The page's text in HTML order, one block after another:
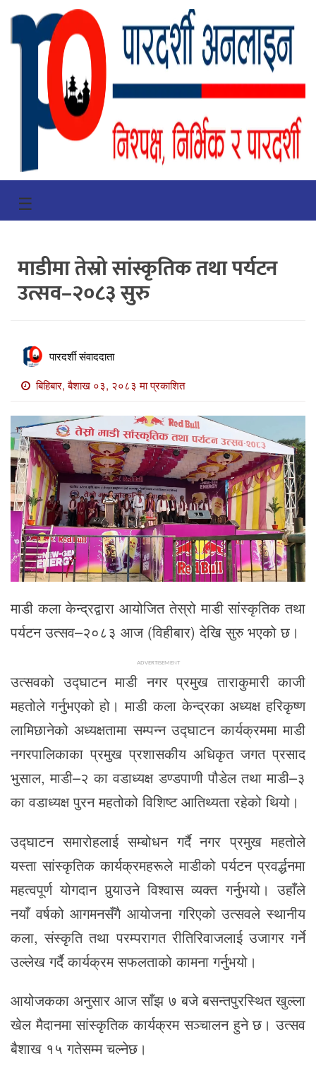
गृहपृष्ठ
भिडियो
प्रमुख
खबर
समाचार
खबर
माडी
विविध
☰
माडीमा तेस्रो सांस्कृतिक तथा पर्यटन
उत्सव–२०८३ सुरु
पारदर्शी संवाददाता
बिहिबार, बैशाख ०३, २०८३ मा प्रकाशित
माडी कला केन्द्रद्वारा आयोजित तेस्रो माडी सांस्कृतिक तथा
पर्यटन उत्सव–२०८३ आज (विहीबार) देखि सुरु भएको छ।
ADVERTISEMENT
उत्सवको उद्घाटन माडी नगर प्रमुख ताराकुमारी काजी
महतोले गर्नुभएको हो। माडी कला केन्द्रका अध्यक्ष हरिकृष्ण
लामिछानेको अध्यक्षतामा सम्पन्न उद्घाटन कार्यक्रममा माडी
नगरपालिकाका प्रमुख प्रशासकीय अधिकृत जगत प्रसाद
भुसाल, माडी–२ का वडाध्यक्ष डण्डपाणी पौडेल तथा माडी–३
का वडाध्यक्ष पुरन महतोको विशिष्ट आतिथ्यता रहेको थियो।
उद्घाटन समारोहलाई सम्बोधन गर्दै नगर प्रमुख महतोले
यस्ता सांस्कृतिक कार्यक्रमहरूले माडीको पर्यटन प्रवर्द्धनमा
महत्वपूर्ण योगदान पुर्‍याउने विश्वास व्यक्त गर्नुभयो। उहाँले
नयाँ वर्षको आगमनसँगै आयोजना गरिएको उत्सवले स्थानीय
कला, संस्कृति तथा परम्परागत रीतिरिवाजलाई उजागर गर्ने
उल्लेख गर्दै कार्यक्रम सफलताको कामना गर्नुभयो।
आयोजकका अनुसार आज साँझ ७ बजे बसन्तपुरस्थित खुल्ला
खेल मैदानमा सांस्कृतिक कार्यक्रम सञ्चालन हुने छ। उत्सव
बैशाख १५ गतेसम्म चल्नेछ।